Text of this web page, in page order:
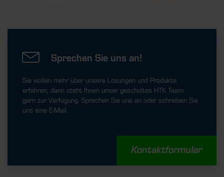
Sprechen Sie uns an!
Sie wollen mehr über unsere Lösungen und Produkte
erfahren, dann steht Ihnen unser geschultes HTK Team
gern zur Verfügung. Sprechen Sie uns an oder schreiben Sie
uns eine E-Mail.
Kontaktformular